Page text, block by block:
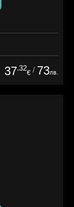
37.32
€ / 73лв.